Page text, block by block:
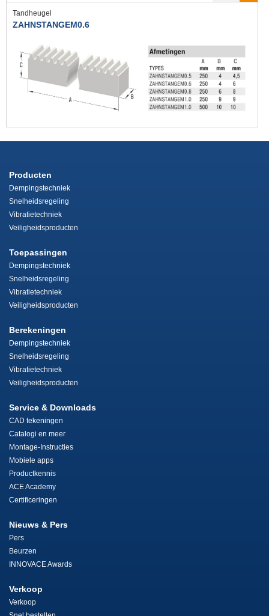
Tandheugel
ZAHNSTANGEM0.6
Producten
Dempingstechniek
Snelheidsregeling
Vibratietechniek
Veiligheidsproducten
Toepassingen
Dempingstechniek
Snelheidsregeling
Vibratietechniek
Veiligheidsproducten
Berekeningen
Dempingstechniek
Snelheidsregeling
Vibratietechniek
Veiligheidsproducten
Service & Downloads
CAD tekeningen
Catalogi en meer
Montage-Instructies
Mobiele apps
Productkennis
ACE Academy
Certificeringen
Nieuws & Pers
Pers
Beurzen
INNOVACE Awards
Verkoop
Verkoop